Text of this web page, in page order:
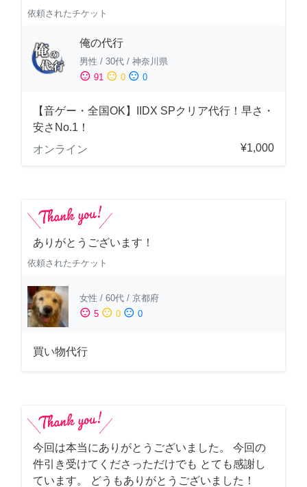
依頼されたチケット
俺の代行
男性 / 30代 / 神奈川県
sentiment_satisfied 91 sentiment_neutral 0 sentiment_dissatisfied 0
【音ゲー・全国OK】IIDX SPクリア代行！早さ・
安さNo.1！
オンライン
¥1,000
ありがとうございます！
依頼されたチケット
女性 / 60代 / 京都府
sentiment_satisfied 5 sentiment_neutral 0 sentiment_dissatisfied 0
買い物代行
今回は本当にありがとうございました。 今回の
件引き受けてくださっただけでも とても感謝し
ています。 どうもありがとうございました！